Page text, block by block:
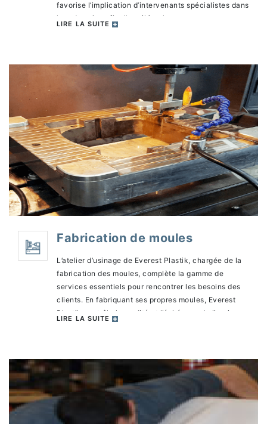
favorise l’implication d’intervenants spécialistes dans
leur domaine afin d’accélérer le processus.
LIRE LA SUITE
Fabrication de moules
L’atelier d’usinage de Everest Plastik, chargée de la
fabrication des moules, complète la gamme de
services essentiels pour rencontrer les besoins des
clients. En fabriquant ses propres moules, Everest
Plastik contrôle la qualité et l’échéance de livraison
LIRE LA SUITE